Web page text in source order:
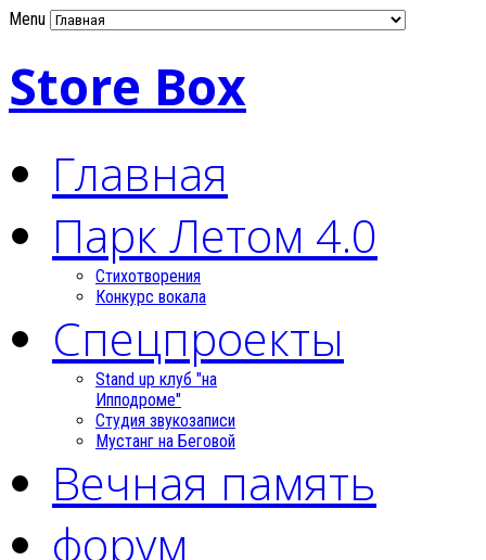
Menu
Store Box
Главная
Парк Летом 4.0
Стихотворения
Конкурс вокала
Спецпроекты
Stand up клуб "на
Ипподроме"
Студия звукозаписи
Мустанг на Беговой
Вечная память
форум